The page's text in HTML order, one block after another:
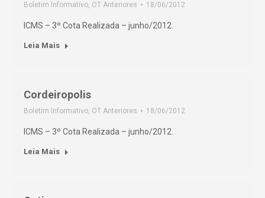
Boletim Informativo, OT Anteriores 18/06/2012
ICMS – 3º Cota Realizada – junho/2012.
Leia Mais
Cordeiropolis
Boletim Informativo, OT Anteriores 18/06/2012
ICMS – 3º Cota Realizada – junho/2012.
Leia Mais